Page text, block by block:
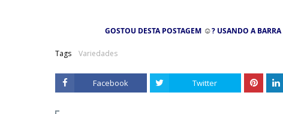
GOSTOU DESTA POSTAGEM ☺? USANDO A
Tags Variedades
Facebook Twitter